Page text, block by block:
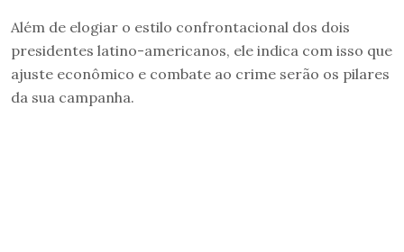
Além de elogiar o estilo confrontacional dos dois
presidentes latino-americanos, ele indica com isso que
ajuste econômico e combate ao crime serão os pilares
da sua campanha.